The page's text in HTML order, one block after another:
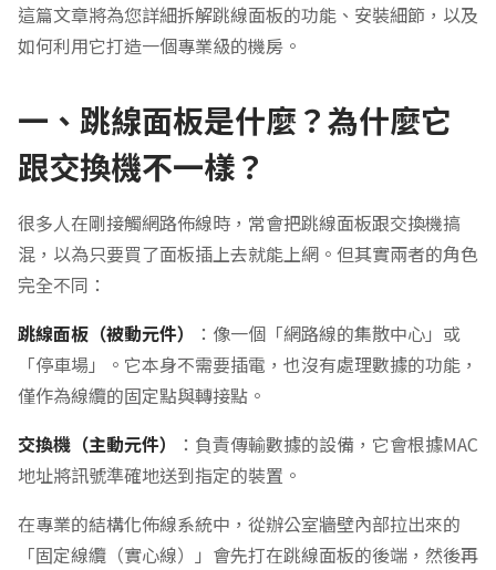
這篇文章將為您詳細拆解跳線面板的功能、安裝細節，以及
如何利用它打造一個專業級的機房。
一、跳線面板是什麼？為什麼它
跟交換機不一樣？
很多人在剛接觸網路佈線時，常會把跳線面板跟交換機搞
混，以為只要買了面板插上去就能上網。但其實兩者的角色
完全不同：
跳線面板（被動元件）
：像一個「網路線的集散中心」或
「停車場」。它本身不需要插電，也沒有處理數據的功能，
僅作為線纜的固定點與轉接點。
交換機（主動元件）
：負責傳輸數據的設備，它會根據MAC
地址將訊號準確地送到指定的裝置。
在專業的結構化佈線系統中，從辦公室牆壁內部拉出來的
「固定線纜（實心線）」會先打在跳線面板的後端，然後再